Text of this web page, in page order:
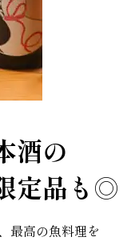
酒の
定品も◎
最高の魚料理を